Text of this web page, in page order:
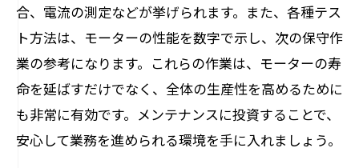
合、電流の測定などが挙げられます。また、各種テス
ト方法は、モーターの性能を数字で示し、次の保守作
業の参考になります。これらの作業は、モーターの寿
命を延ばすだけでなく、全体の生産性を高めるために
も非常に有効です。メンテナンスに投資することで、
安心して業務を進められる環境を手に入れましょう。